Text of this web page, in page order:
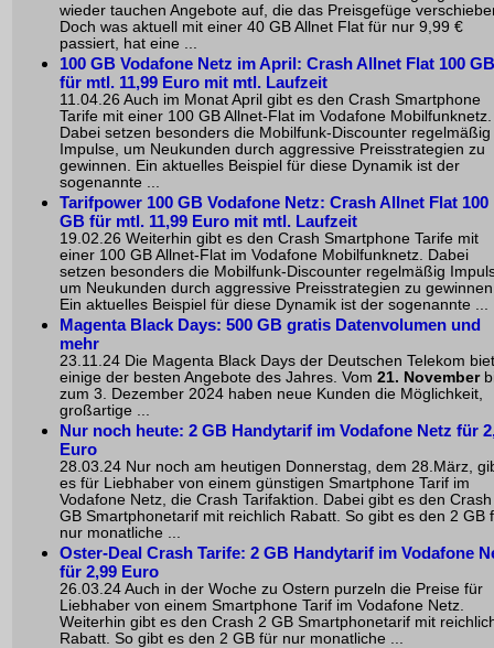
wieder tauchen Angebote auf, die das Preisgefüge
Doch was aktuell mit einer 40 GB Allnet Flat für nur 9,99 €
passiert, hat eine ...
100 GB Vodafone Netz im April: Crash Allnet Flat 100 GB
für mtl. 11,99 Euro mit mtl. Laufzeit
11.04.26 Auch im Monat April gibt es den Crash Smartphone
Tarife mit einer 100 GB Allnet-Flat im Vodafone Mobilfunknetz.
Dabei setzen besonders die Mobilfunk-Discounter regelmäßig
Impulse, um Neukunden durch aggressive Preisstrategien zu
gewinnen. Ein aktuelles Beispiel für diese Dynamik ist der
sogenannte ...
Tarifpower 100 GB Vodafone Netz: Crash Allnet Flat 100
GB für mtl. 11,99 Euro mit mtl. Laufzeit
19.02.26 Weiterhin gibt es den Crash Smartphone Tarife mit
einer 100 GB Allnet-Flat im Vodafone Mobilfunknetz. Dabei
setzen besonders die Mobilfunk-Discounter regelmäßig
um Neukunden durch aggressive Preisstrategien zu
Ein aktuelles Beispiel für diese Dynamik ist der sogenannte ...
Magenta Black Days: 500 GB gratis Datenvolumen und
mehr
23.11.24 Die Magenta Black Days der Deutschen Telekom
einige der besten Angebote des Jahres. Vom 21. November
zum 3. Dezember 2024 haben neue Kunden die Möglichkeit,
großartige ...
Nur noch heute: 2 GB Handytarif im Vodafone Netz für
Euro
28.03.24 Nur noch am heutigen Donnerstag, dem 28.März,
es für Liebhaber von einem günstigen Smartphone Tarif im
Vodafone Netz, die Crash Tarifaktion. Dabei gibt es den
GB Smartphonetarif mit reichlich Rabatt. So gibt es den 2 GB
nur monatliche ...
Oster-Deal Crash Tarife: 2 GB Handytarif im Vodafone
für 2,99 Euro
26.03.24 Auch in der Woche zu Ostern purzeln die Preise für
Liebhaber von einem Smartphone Tarif im Vodafone Netz.
Weiterhin gibt es den Crash 2 GB Smartphonetarif mit
Rabatt. So gibt es den 2 GB für nur monatliche ...